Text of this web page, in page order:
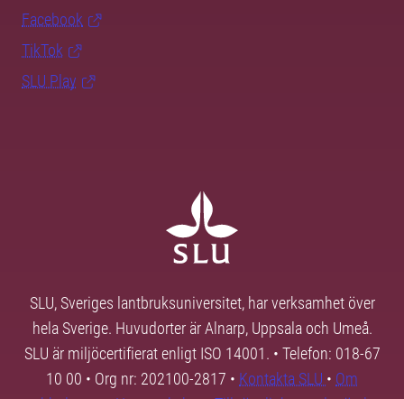
Facebook
TikTok
SLU Play
SLU, Sveriges lantbruksuniversitet, har verksamhet över
hela Sverige. Huvudorter är Alnarp, Uppsala och Umeå.
SLU är miljöcertifierat enligt ISO 14001. • Telefon: 018-67
10 00 • Org nr: 202100-2817 • Kontakta SLU • Om